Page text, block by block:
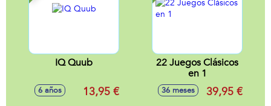
IQ Quub
6 años 13,95 €
22 Juegos Clásicos
en 1
36 meses 39,95 €